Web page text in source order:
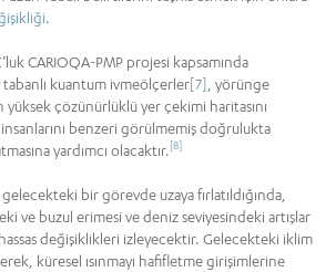
.
CARIOQA-PMP projesi kapsamında
kuantum ivmeölçerler[7] , yörünge
çözünürlüklü yer çekimi haritasını
benzeri görülmemiş doğrulukta
yardımcı olacaktır. [8]
bir görevde uzaya fırlatıldığında,
ve buzul erimesi ve deniz seviyesindeki artışlar
değişiklikleri izleyecektir. Gelecekteki iklim
küresel ısınmayı hafifletme girişimlerine